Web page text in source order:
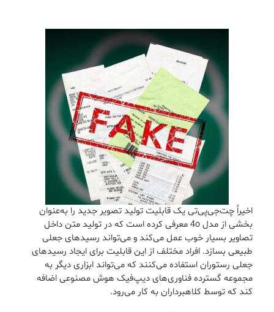
اخیراً چت‌جی‌پی‌تی یک قابلیت تولید تصویر جدید را به‌عنوان
بخشی از مدل 4o معرفی کرده است که در تولید متن داخل
تصاویر بسیار خوب عمل می‌کند و می‌تواند رسیدهای جعلی
طبیعی بسازد. افراد مختلف از این قابلیت برای ایجاد رسیدهای
جعلی رستوران استفاده می‌کنند که می‌تواند ابزاری دیگر به
مجموعه گسترده فناوری‌های دیپ‌فیک هوش مصنوعی اضافه
کند که توسط کلاهبرداران به کار می‌رود.